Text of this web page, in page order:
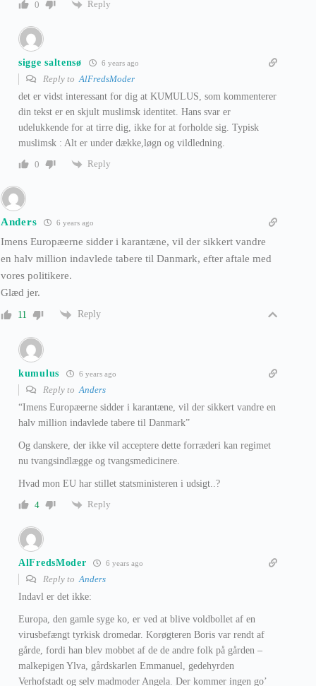
0
Reply
sigge saltensø 6 years ago
Reply toAlFredsModer
det er vidst interessant for dig at KUMULUS, som kommenterer
din tekst er en skjult muslimsk identitet. Hans svar er
udelukkende for at tirre dig, ikke for at forholde sig. Typisk
muslimsk : Alt er under dække,løgn og vildledning.
0
Reply
Anders 6 years ago
Imens Europæerne sidder i karantæne, vil der sikkert vandre
en halv million indavlede tabere til Danmark, efter aftale med
vores politikere.
Glæd jer.
11 Reply
kumulus 6 years ago
Reply toAnders
“Imens Europæerne sidder i karantæne, vil der sikkert vandre en
halv million indavlede tabere til Danmark”
Og danskere, der ikke vil acceptere dette forræderi kan regimet
nu tvangsindlægge og tvangsmedicinere.
Hvad mon EU har stillet statsministeren i udsigt..?
4
Reply
AlFredsModer 6 years ago
Reply toAnders
Indavl er det ikke:
Europa, den gamle syge ko, er ved at blive voldbollet af en
virusbefængt tyrkisk dromedar. Korøgteren Boris var rendt af
gårde, fordi han blev mobbet af de de andre folk på gården –
malkepigen Ylva, gårdskarlen Emmanuel, gedehyrden
Verhofstadt og selv madmoder Angela. Der kommer ingen go’